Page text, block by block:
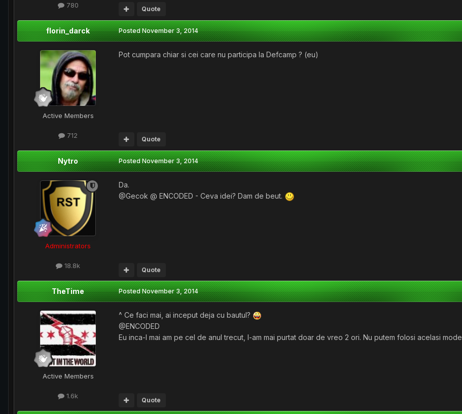
780
Quote
florin_darck
Active Members
712
PostedNovember 3, 2014
Pot cumpara chiar si cei care nu participa la Defcamp ? (eu)
Quote
Nytro
Administrators
18.8k
PostedNovember 3, 2014
Da.
@Gecok @ ENCODED - Ceva idei? Dam de beut.
Quote
TheTime
Active Members
1.6k
PostedNovember 3, 2014
^ Ce faci mai, ai inceput deja cu bautul?
@ENCODED
Eu inca-l mai am pe cel de anul trecut, l-am mai purtat doar de vreo 2 ori. Nu putem folosi acelasi
Quote